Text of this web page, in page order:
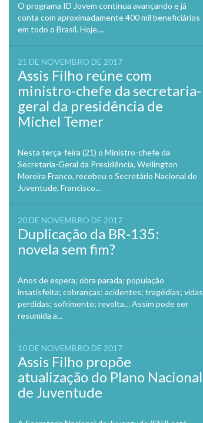
O programa ID Jovem continua avançando e já
conta com aproximadamente 400 mil beneficiários
em todo o Brasil. Hoje,...
21 DE NOVEMBRO DE 2017
Assis Filho reúne com
ministro-chefe da secretaria-
geral da presidência de
Michel Temer
Nesta terça-feira (21) o Ministro-chefe da
Secretaria-Geral da Presidência, Wellington
Moreira Franco, recebeu o Secretário Nacional de
Juventude, Francisco...
20 DE NOVEMBRO DE 2017
Duplicação da BR-135:
novela sem fim?
Anos de espera; obra parada; população
insatisfeita; cobranças; acidentes; tragédias; vidas
perdidas; sofrimento; revolta… Assim pode ser
resumida a...
10 DE NOVEMBRO DE 2017
Assis Filho propõe
atualização do Plano Nacional
de Juventude